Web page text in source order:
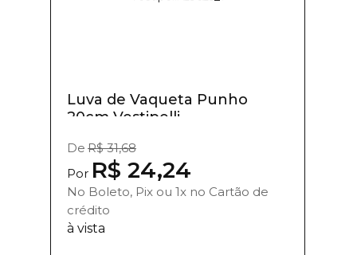
Luva de Vaqueta Punho
20cm Vestipelli
De R$ 31,68
Por R$ 24,24
No Boleto, Pix ou 1x no Cartão de
crédito
à vista